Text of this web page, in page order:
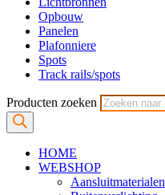
Opbouw
Panelen
Plafonniere
Spots
Track rails/spots
Producten zoeken
HOME
WEBSHOP
Aansluitmaterialen